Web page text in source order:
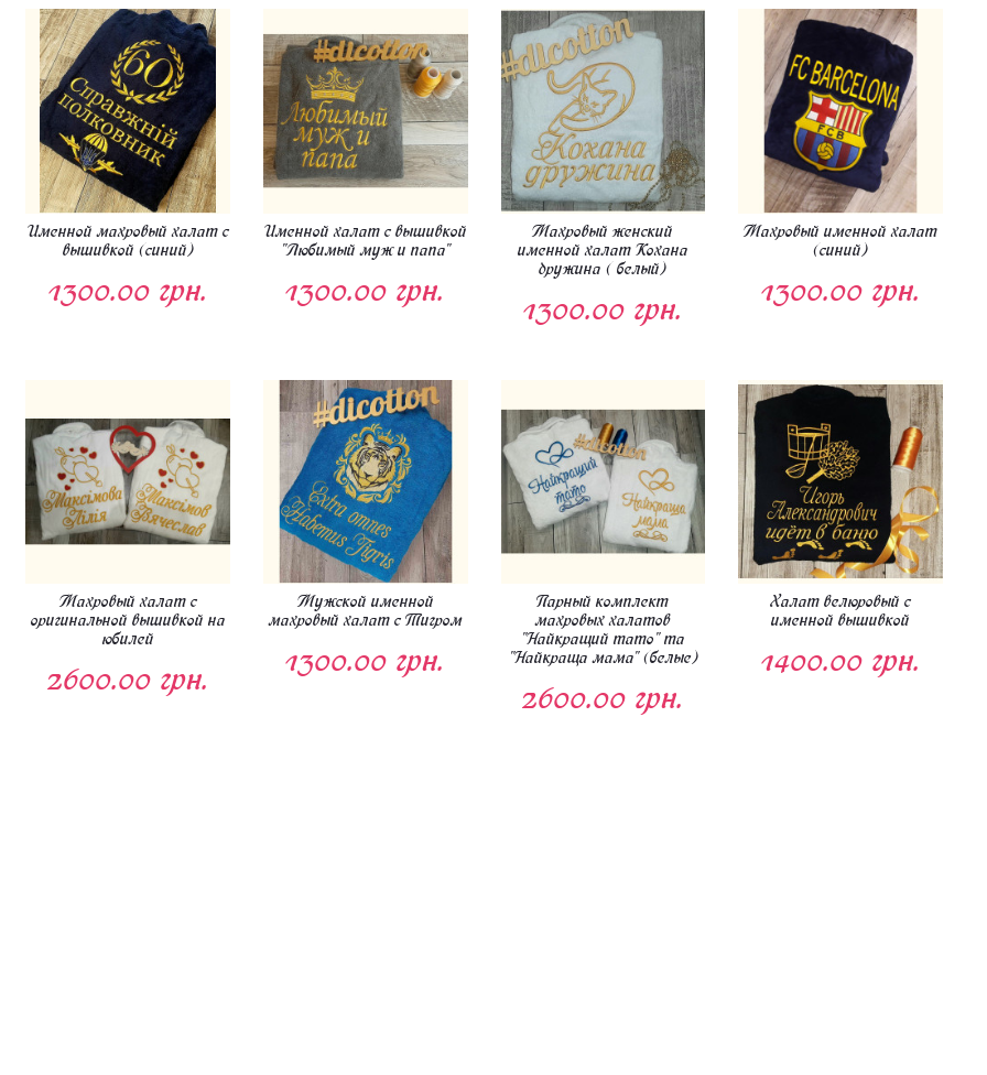
Именной махровый халат с
вышивкой (синий)
1300.00 грн.
Именной халат с вышивкой
"Любимый муж и папа"
1300.00 грн.
Махровый женский
именной халат Кохана
дружина ( белый)
1300.00 грн.
Махровый именной халат
(синий)
1300.00 грн.
Махровый халат с
оригинальной вышивкой на
юбилей
2600.00 грн.
Мужской именной
махровый халат с Тигром
1300.00 грн.
Парный комплект
махровых халатов
"Найкращий тато" та
"Найкраща мама" (белые)
2600.00 грн.
Халат велюровый с
именной вышивкой
1400.00 грн.